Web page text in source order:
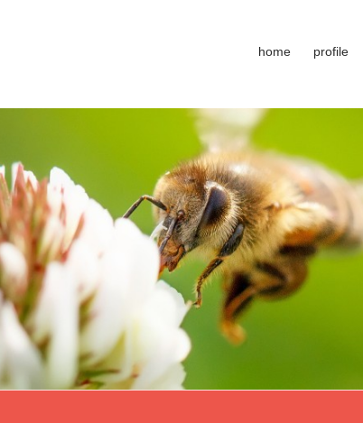
home profile